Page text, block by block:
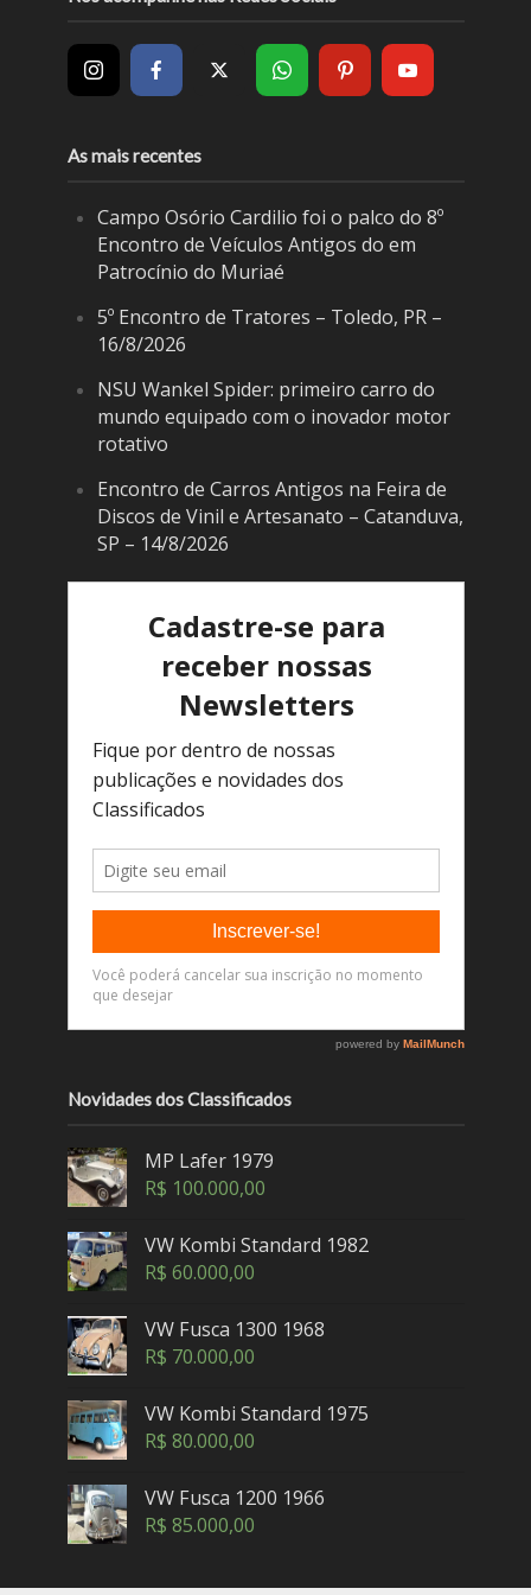
As mais recentes
Campo Osório Cardilio foi o palco do 8º
Encontro de Veículos Antigos do em
Patrocínio do Muriaé
5º Encontro de Tratores – Toledo, PR –
16/8/2026
NSU Wankel Spider: primeiro carro do
mundo equipado com o inovador motor
rotativo
Encontro de Carros Antigos na Feira de
Discos de Vinil e Artesanato – Catanduva,
SP – 14/8/2026
Novidades dos Classificados
MP Lafer 1979
R$ 100.000,00
VW Kombi Standard 1982
R$ 60.000,00
VW Fusca 1300 1968
R$ 70.000,00
VW Kombi Standard 1975
R$ 80.000,00
VW Fusca 1200 1966
R$ 85.000,00